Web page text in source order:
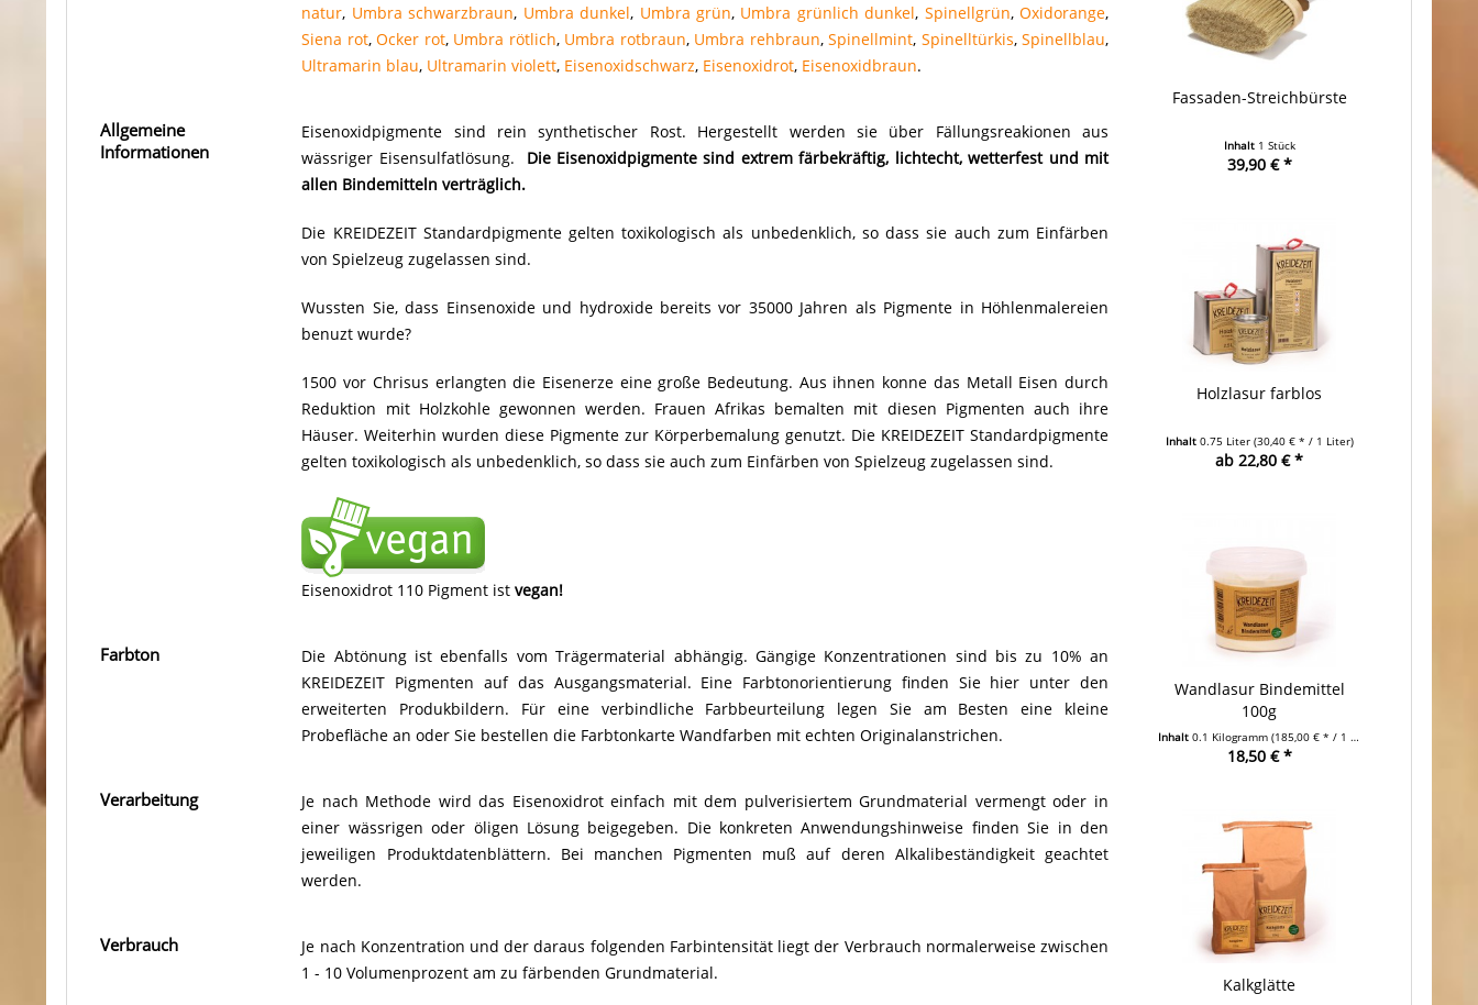
natur, Umbra schwarzbraun, Umbra dunkel, Umbra grün, Umbra grünlich dunkel, Spinellgrün,Oxidorange,
Siena rot,Ocker rot, Umbra rötlich, Umbra rotbraun, Umbra rehbraun,Spinellmint, Spinelltürkis,Spinellblau,
Ultramarin blau, Ultramarin violett, Eisenoxidschwarz, Eisenoxidrot, Eisenoxidbraun.
Allgemeine
Informationen
Eisenoxidpigmente sind rein synthetischer Rost. Hergestellt werden sie über Fällungsreakionen aus
wässriger Eisensulfatlösung.
Die Eisenoxidpigmente sind extrem färbekräftig, lichtecht, wetterfest und mit
allen Bindemitteln verträglich.
Die KREIDEZEIT Standardpigmente gelten toxikologisch als unbedenklich, so dass sie auch zum Einfärben
von Spielzeug zugelassen sind.
Wussten Sie, dass Einsenoxide und hydroxide bereits vor 35000 Jahren als Pigmente in Höhlenmalereien
benuzt wurde?
1500 vor Chrisus erlangten die Eisenerze eine große Bedeutung. Aus ihnen konne das Metall Eisen durch
Reduktion mit Holzkohle gewonnen werden. Frauen Afrikas bemalten mit diesen Pigmenten auch ihre
Häuser. Weiterhin wurden diese Pigmente zur Körperbemalung genutzt. Die KREIDEZEIT Standardpigmente
gelten toxikologisch als unbedenklich, so dass sie auch zum Einfärben von Spielzeug zugelassen sind.
Eisenoxidrot 110 Pigment istvegan!
Farbton
Die Abtönung ist ebenfalls vom Trägermaterial abhängig. Gängige Konzentrationen sind bis zu 10% an
KREIDEZEIT Pigmenten auf das Ausgangsmaterial. Eine Farbtonorientierung finden Sie hier unter den
erweiterten Produkbildern. Für eine verbindliche Farbbeurteilung legen Sie am Besten eine kleine
Probefläche an oder Sie bestellen die Farbtonkarte Wandfarben mit echten Originalanstrichen.
Verarbeitung
Je nach Methode wird das Eisenoxidrot einfach mit dem pulverisiertem Grundmaterial vermengt oder in
einer wässrigen oder öligen Lösung beigegeben. Die konkreten Anwendungshinweise finden Sie in den
jeweiligen Produktdatenblättern. Bei manchen Pigmenten muß auf deren Alkalibeständigkeit geachtet
werden.
Verbrauch
Je nach Konzentration und der daraus folgenden Farbintensität liegt der Verbrauch normalerweise zwischen
1 - 10 Volumenprozent am zu färbenden Grundmaterial.
Fassaden-Streichbürste
Inhalt 1 Stück
39,90 € *
Holzlasur farblos
Inhalt 0.75 Liter (30,40 € * / 1 Liter)
ab 22,80 € *
Wandlasur Bindemittel
100g
Inhalt 0.1 Kilogramm (185,00 € * / 1 Kilogramm)
18,50 € *
Kalkglätte